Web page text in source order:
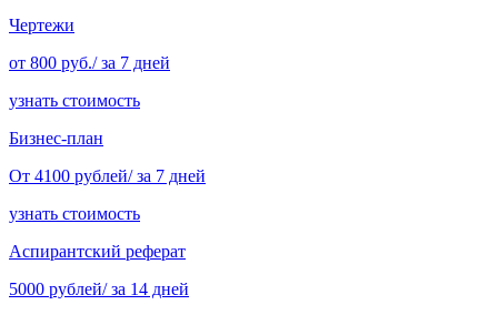
Чертежи
от 800 руб./ за 7 дней
узнать стоимость
Бизнес-план
От 4100 рублей/ за 7 дней
узнать стоимость
Аспирантский реферат
5000 рублей/ за 14 дней